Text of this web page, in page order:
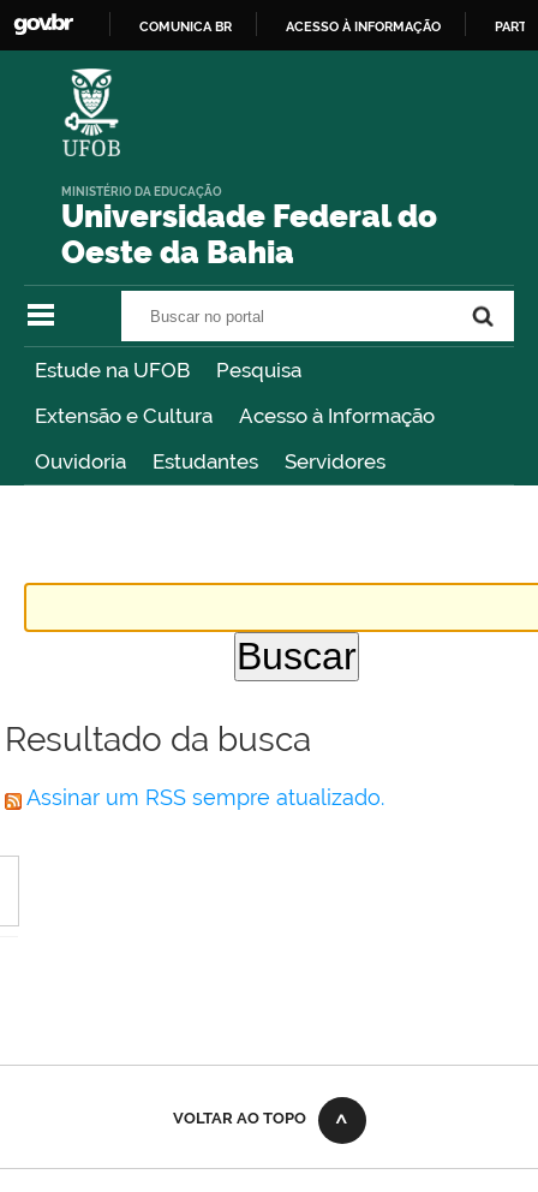
COMUNICA BR ACESSO À INFORMAÇÃO
Universidade Federal do
Oeste da Bahia
MINISTÉRIO DA EDUCAÇÃO
Estude na UFOB
Pesquisa
Extensão e Cultura
Acesso à Informação
Ouvidoria
Estudantes Servidores
Resultado da busca
Assinar um RSS sempre atualizado.
VOLTAR AO TOPO